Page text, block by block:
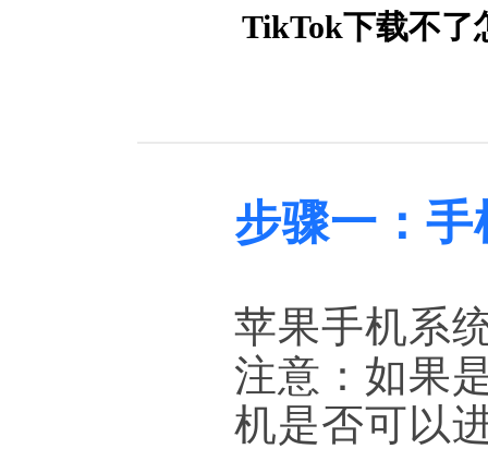
TikTok下载不了
步骤一：手
苹果手机系
注意：如果
机是否可以